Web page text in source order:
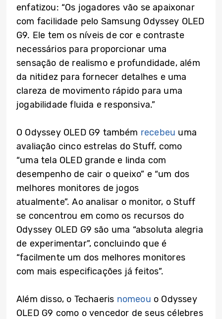
enfatizou: “Os jogadores vão se apaixonar
com facilidade pelo Samsung Odyssey OLED
G9. Ele tem os níveis de cor e contraste
necessários para proporcionar uma
sensação de realismo e profundidade, além
da nitidez para fornecer detalhes e uma
clareza de movimento rápido para uma
jogabilidade fluida e responsiva.”
O Odyssey OLED G9 também recebeu uma
avaliação cinco estrelas do Stuff, como
“uma tela OLED grande e linda com
desempenho de cair o queixo” e “um dos
melhores monitores de jogos
atualmente”. Ao analisar o monitor, o Stuff
se concentrou em como os recursos do
Odyssey OLED G9 são uma “absoluta alegria
de experimentar”, concluindo que é
“facilmente um dos melhores monitores
com mais especificações já feitos”.
Além disso, o Techaeris nomeou o Odyssey
OLED G9 como o vencedor de seus célebres